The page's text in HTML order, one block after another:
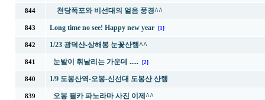
844 천당폭포와 비선대의 얼음 풍경^^
843 Long time no see! Happy new year [1]
842 1/23 광덕산-상해봉 눈꽃산행^^
841 눈발이 휘날리는 가운데 ..... [2]
840 1/9 도봉산역-오봉-신선대 도봉산 산행
839 오봉 필카 파노라마 사진 이제^^